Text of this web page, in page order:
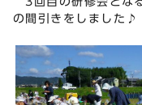
の間引きをしました♪